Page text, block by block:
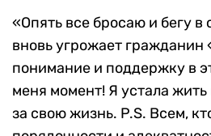
«Опять все бросаю и бегу в
вновь угрожает
понимание и поддержку в
меня момент! Я устала жить
за свою жизнь. P.S. Всем,